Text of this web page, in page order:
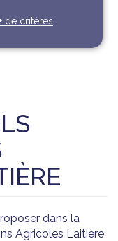
de critères
dans la
Agricoles Laitière